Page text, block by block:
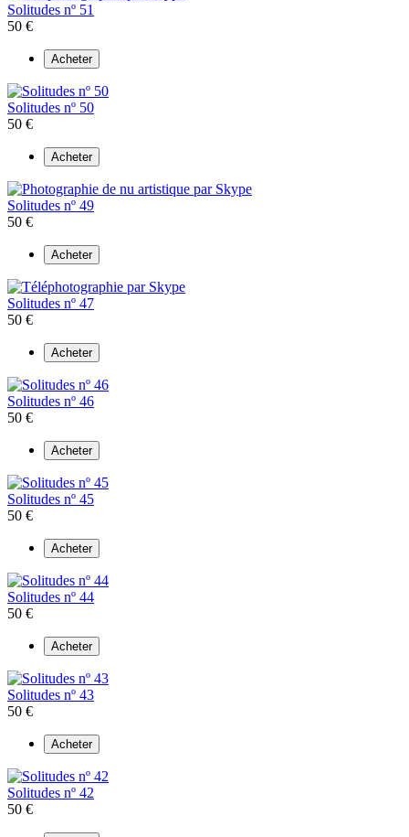
Solitudes nº 51
50 €
Acheter
Solitudes nº 50
50 €
Acheter
Solitudes nº 49
50 €
Acheter
Solitudes nº 47
50 €
Acheter
Solitudes nº 46
50 €
Acheter
Solitudes nº 45
50 €
Acheter
Solitudes nº 44
50 €
Acheter
Solitudes nº 43
50 €
Acheter
Solitudes nº 42
50 €